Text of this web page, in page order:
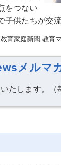
をつない
供たちが交流
教育家庭新聞 教育
メルマ
たします。（